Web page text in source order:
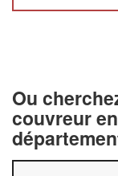
Ou
couvreur